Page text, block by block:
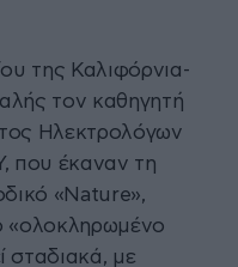
της Καλιφόρνια-
τον καθηγητή
Ηλεκτρολόγων
που έκαναν τη
«Nature»,
«ολοκληρωμένο
σταδιακά, με